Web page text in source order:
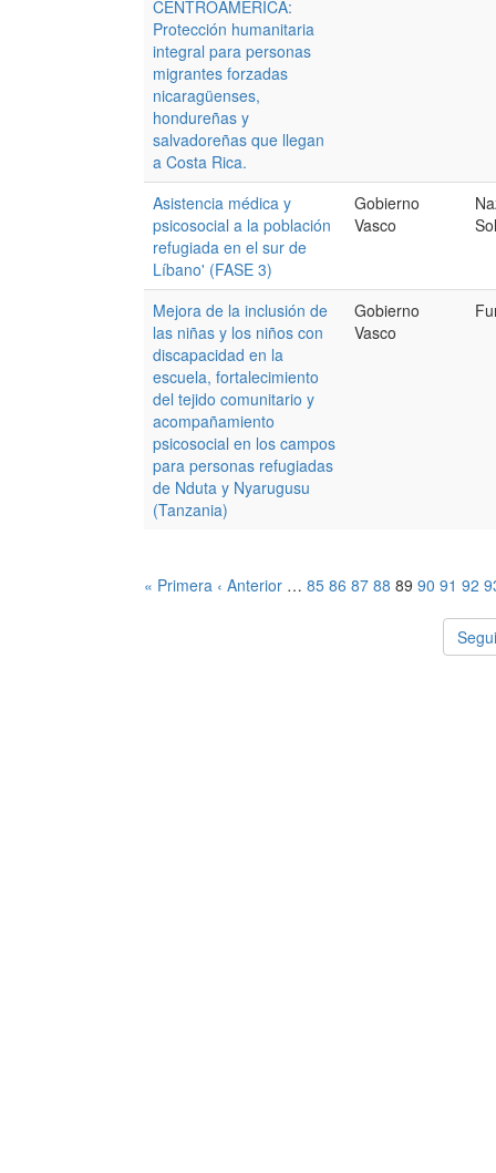
CENTROAMÉRICA:
Protección humanitaria
integral para personas
migrantes forzadas
nicaragüenses,
hondureñas y
salvadoreñas que llegan
a Costa Rica.
Asistencia médica y
psicosocial a la población
refugiada en el sur de
Líbano' (FASE 3)
Gobierno
Vasco
Mejora de la inclusión de
las niñas y los niños con
discapacidad en la
escuela, fortalecimiento
del tejido comunitario y
acompañamiento
psicosocial en los campos
para personas refugiadas
de Nduta y Nyarugusu
(Tanzania)
Gobierno
Vasco
« Primera ‹ Anterior … 85 86 87 88 89 90 91 92